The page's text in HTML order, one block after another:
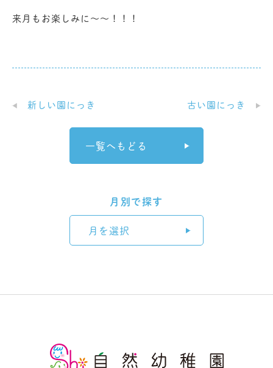
来月もお楽しみに～～！！！
新しい園にっき
一覧へもどる
古い園にっき
月別で探す
月を選択